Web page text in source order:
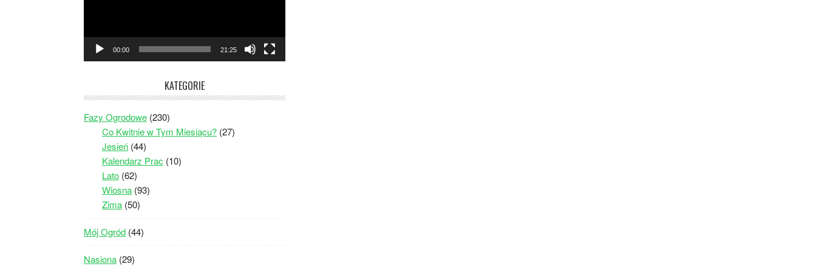
00:00 21:25
KATEGORIE
Fazy Ogrodowe (230)
Co Kwitnie w Tym Miesiącu? (27)
Jesień (44)
Kalendarz Prac (10)
Lato (62)
Wiosna (93)
Zima (50)
Mój Ogród (44)
Nasiona (29)